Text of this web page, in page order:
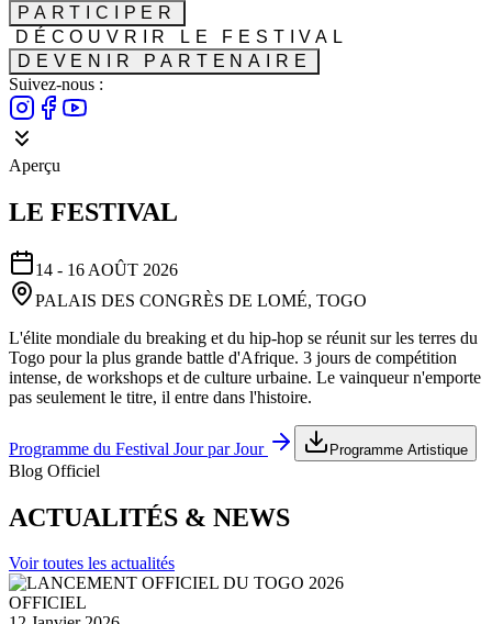
PARTICIPER
DÉCOUVRIR LE FESTIVAL
DEVENIR PARTENAIRE
Suivez-nous :
Aperçu
LE FESTIVAL
14 - 16 AOÛT 2026
PALAIS DES CONGRÈS DE LOMÉ, TOGO
L'élite mondiale du breaking et du hip-hop se réunit sur les terres du
Togo pour la plus grande battle d'Afrique. 3 jours de compétition
intense, de workshops et de culture urbaine. Le vainqueur n'emporte
pas seulement le titre, il entre dans l'histoire.
Programme du Festival Jour par Jour Programme Artistique
Blog Officiel
ACTUALITÉS & NEWS
Voir toutes les actualités
OFFICIEL